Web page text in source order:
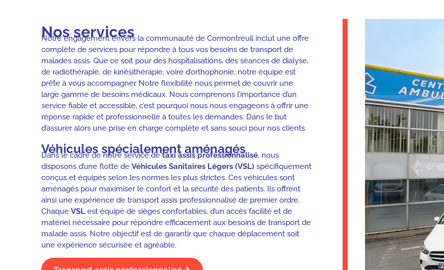
Nos services
Notre engagement envers la communauté de Cormontreuil inclut une offre
complète de services pour répondre à tous vos besoins de transport de
malades assis. Que ce soit pour des hospitalisations, des séances de dialyse,
de radiothérapie, de kinésithérapie, voire d’orthophonie, notre équipe est
prête à vous accompagner. Notre flexibilité nous permet de couvrir une
large gamme de besoins médicaux. Nous comprenons l’importance d’un
service fiable et accessible, c’est pourquoi nous nous engageons à offrir une
réponse rapide et professionnelle à toutes les demandes. Dans le but
d’assurer alors une prise en charge complète et sans souci pour nos clients.
Véhicules spécialement aménagés
Dans le cadre de notre service detaxi assis professionnalisé, nous
disposons d’une flotte de Véhicules Sanitaires Légers (VSL) spécifiquement
conçus et équipés selon les normes les plus strictes. Ces véhicules sont
aménagés pour maximiser le confort et la sécurité des patients. Ils offrent
ainsi une expérience de transport assis professionnalisé de premier ordre.
Chaque VSLest équipé de sièges confortables, d’un accès facilité et de
matériel nécessaire pour répondre efficacement aux besoins de transport de
malade assis. Notre objectif est de garantir que chaque déplacement soit
une expérience sécurisée et agréable.